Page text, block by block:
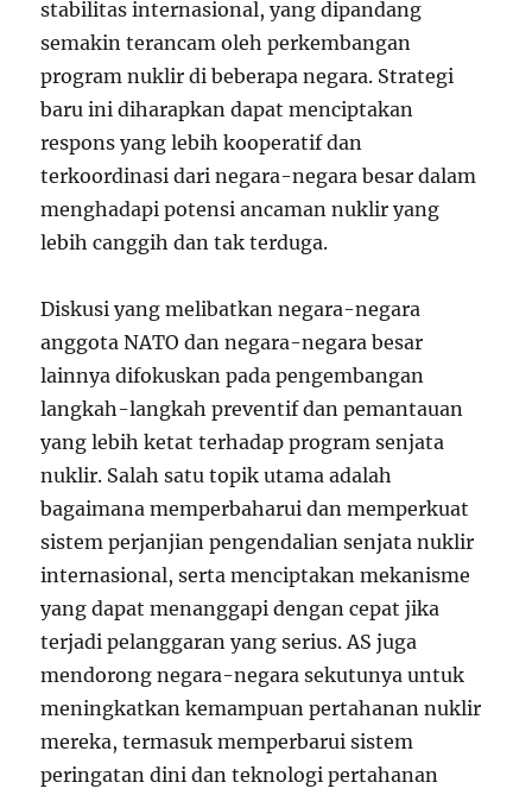
stabilitas internasional, yang dipandang
semakin terancam oleh perkembangan
program nuklir di beberapa negara. Strategi
baru ini diharapkan dapat menciptakan
respons yang lebih kooperatif dan
terkoordinasi dari negara-negara besar dalam
menghadapi potensi ancaman nuklir yang
lebih canggih dan tak terduga.
Diskusi yang melibatkan negara-negara
anggota NATO dan negara-negara besar
lainnya difokuskan pada pengembangan
langkah-langkah preventif dan pemantauan
yang lebih ketat terhadap program senjata
nuklir. Salah satu topik utama adalah
bagaimana memperbaharui dan memperkuat
sistem perjanjian pengendalian senjata nuklir
internasional, serta menciptakan mekanisme
yang dapat menanggapi dengan cepat jika
terjadi pelanggaran yang serius. AS juga
mendorong negara-negara sekutunya untuk
meningkatkan kemampuan pertahanan nuklir
mereka, termasuk memperbarui sistem
peringatan dini dan teknologi pertahanan